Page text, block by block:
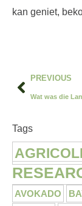
kan geniet,
PREVIOUS
Tags
AVOKADO